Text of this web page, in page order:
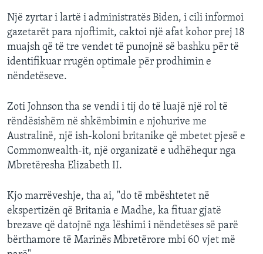
Një zyrtar i lartë i administratës Biden, i cili informoi
gazetarët para njoftimit, caktoi një afat kohor prej 18
muajsh që të tre vendet të punojnë së bashku për të
identifikuar rrugën optimale për prodhimin e
nëndetëseve.
Zoti Johnson tha se vendi i tij do të luajë një rol të
rëndësishëm në shkëmbimin e njohurive me
Australinë, një ish-koloni britanike që mbetet pjesë e
Commonwealth-it, një organizatë e udhëhequr nga
Mbretëresha Elizabeth II.
Kjo marrëveshje, tha ai, "do të mbështetet në
ekspertizën që Britania e Madhe, ka fituar gjatë
brezave që datojnë nga lëshimi i nëndetëses së parë
bërthamore të Marinës Mbretërore mbi 60 vjet më